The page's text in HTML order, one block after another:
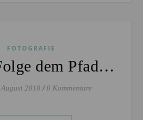
FOTOGRAFIE
dem Pfad…
2010 / 0 Kommentare